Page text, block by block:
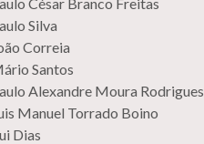
Silva
Correia
Santos
Alexandre Moura Rodrigues
Manuel Torrado Boino
Dias